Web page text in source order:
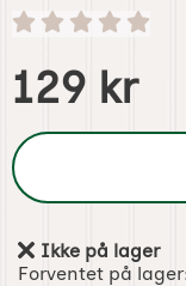
Handle dette
pris
129 kr
Ikke på lager
Forventet på